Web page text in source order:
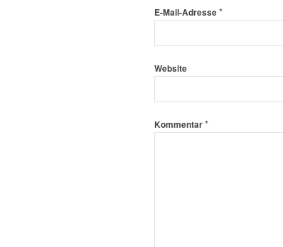
E-Mail-Adresse*
Website
Kommentar*